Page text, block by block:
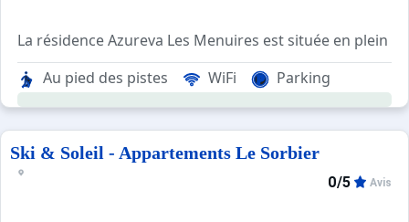
Au pied des pistes WiFi Parking
Ski & Soleil - Appartements Le Sorbier
0/5 Avis